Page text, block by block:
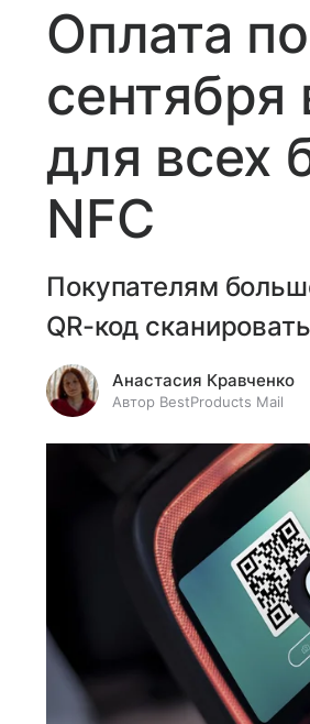
Оплата
для всех
NFC
Покупателям
QR-код
Анастасия Кравченко
Автор BestProducts Mail